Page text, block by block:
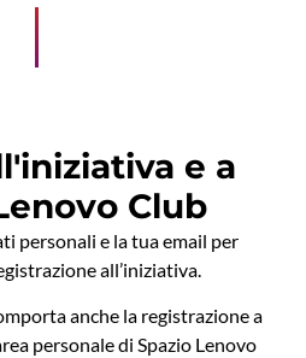
e a
Club
personali e la tua email per
all’iniziativa.
anche la registrazione a
personale di Spazio Lenovo